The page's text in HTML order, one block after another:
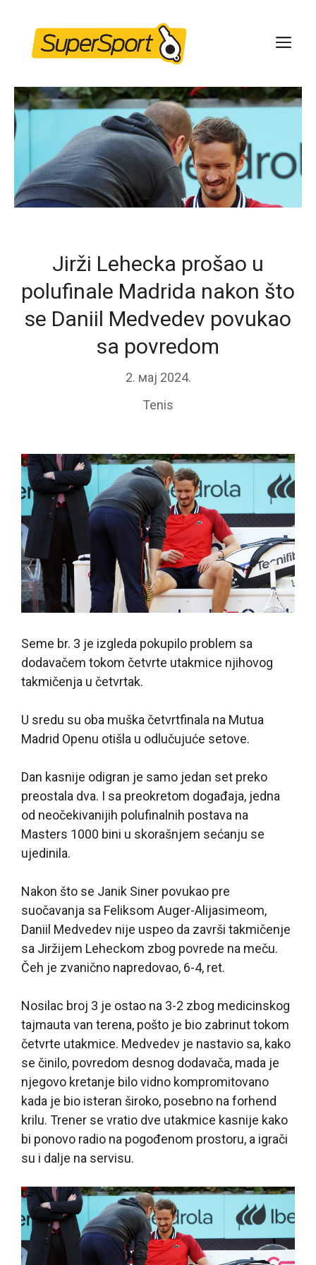
content
Jirži Lehecka prošao u
polufinale Madrida nakon što
se Daniil Medvedev povukao
sa povredom
2. мај 2024.
Tenis
Seme br. 3 je izgleda pokupilo problem sa
dodavačem tokom četvrte utakmice njihovog
takmičenja u četvrtak.
U sredu su oba muška četvrtfinala na Mutua
Madrid Openu otišla u odlučujuće setove.
Dan kasnije odigran je samo jedan set preko
preostala dva. I sa preokretom događaja, jedna
od neočekivanijih polufinalnih postava na
Masters 1000 bini u skorašnjem sećanju se
ujedinila.
Nakon što se Janik Siner povukao pre
suočavanja sa Feliksom Auger-Alijasimeom,
Daniil Medvedev nije uspeo da završi takmičenje
sa Jiržijem Leheckom zbog povrede na meču.
Čeh je zvanično napredovao, 6-4, ret.
Nosilac broj 3 je ostao na 3-2 zbog medicinskog
tajmauta van terena, pošto je bio zabrinut tokom
četvrte utakmice. Medvedev je nastavio sa, kako
se činilo, povredom desnog dodavača, mada je
njegovo kretanje bilo vidno kompromitovano
kada je bio isteran široko, posebno na forhend
krilu. Trener se vratio dve utakmice kasnije kako
bi ponovo radio na pogođenom prostoru, a igrači
su i dalje na servisu.